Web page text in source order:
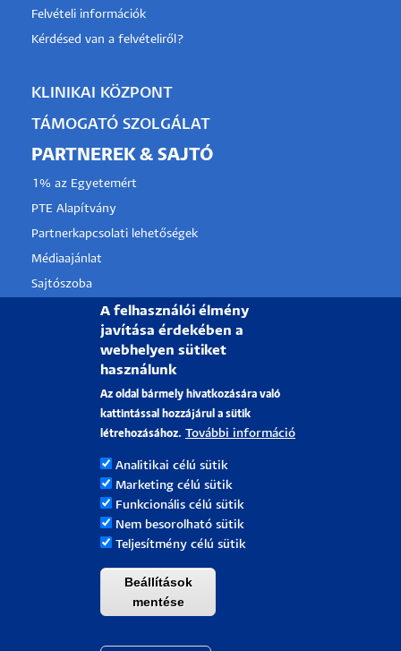
Felvételi információk
Kérdésed van a felvételiről?
KLINIKAI KÖZPONT
TÁMOGATÓ SZOLGÁLAT
PARTNEREK & SAJTÓ
1% az Egyetemért
PTE Alapítvány
Partnerkapcsolati lehetőségek
Médiaajánlat
Sajtószoba
Pályázati projektek
PÉCSI TUDOMÁNYEGYETEM
H-7622 Pécs, Vasvári Pál utca. 4.
Tel.:+36-72/501-500
Rektori Kabinet: +36 30/787-2913
A felhasználói élmény
javítása érdekében a
webhelyen sütiket
használunk
Az oldal bármely hivatkozására való
kattintással hozzájárul a sütik
létrehozásához. További információ
Analitikai célú sütik
Marketing célú sütik
Funkcionális célú sütik
Nem besorolható sütik
Teljesítmény célú sütik
Beállítások
mentése